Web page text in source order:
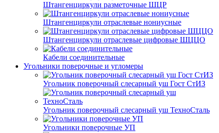
Штангенциркули разметочные ШЦР
Штангенциркули отраслевые нониусные
Штангенциркули отраслевые цифровые ШЦЦО
Кабели соединительные
Угольники поверочные и угломеры
Угольник поверочный слесарный уш Гост СтИЗ
Угольник поверочный слесарный уш ТехноСталь
Угольники поверочные УП